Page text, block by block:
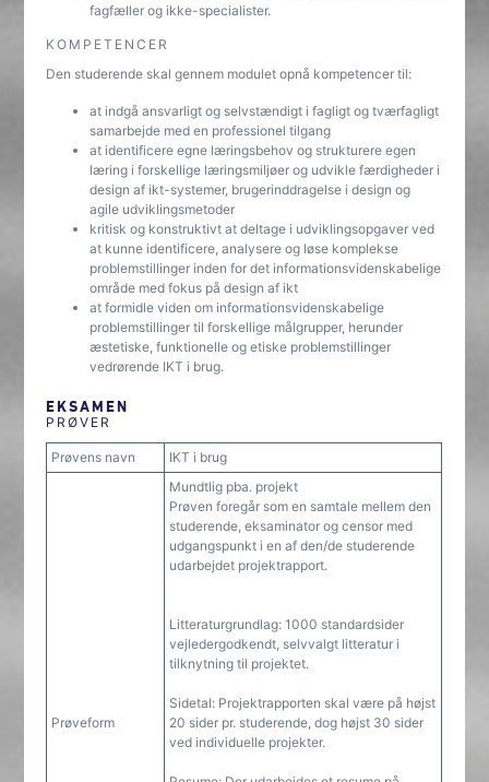
fagfæller og ikke-specialister.
KOMPETENCER
Den studerende skal gennem modulet opnå kompetencer til:
at indgå ansvarligt og selvstændigt i fagligt og tværfagligt
samarbejde med en professionel tilgang
at identificere egne læringsbehov og strukturere egen
læring i forskellige læringsmiljøer og udvikle færdigheder i
design af ikt-systemer, brugerinddragelse i design og
agile udviklingsmetoder
kritisk og konstruktivt at deltage i udviklingsopgaver ved
at kunne identificere, analysere og løse komplekse
problemstillinger inden for det informationsvidenskabelige
område med fokus på design af ikt
at formidle viden om informationsvidenskabelige
problemstillinger til forskellige målgrupper, herunder
æstetiske, funktionelle og etiske problemstillinger
vedrørende IKT i brug.
EKSAMEN
PRØVER
Prøvens navn IKT i brug
Prøveform
Mundtlig pba. projekt
Prøven foregår som en samtale mellem den
studerende, eksaminator og censor med
udgangspunkt i en af den/de studerende
udarbejdet projektrapport.
Litteraturgrundlag: 1000 standardsider
vejledergodkendt, selvvalgt litteratur i
tilknytning til projektet.
Sidetal: Projektrapporten skal være på højst
20 sider pr. studerende, dog højst 30 sider
ved individuelle projekter.